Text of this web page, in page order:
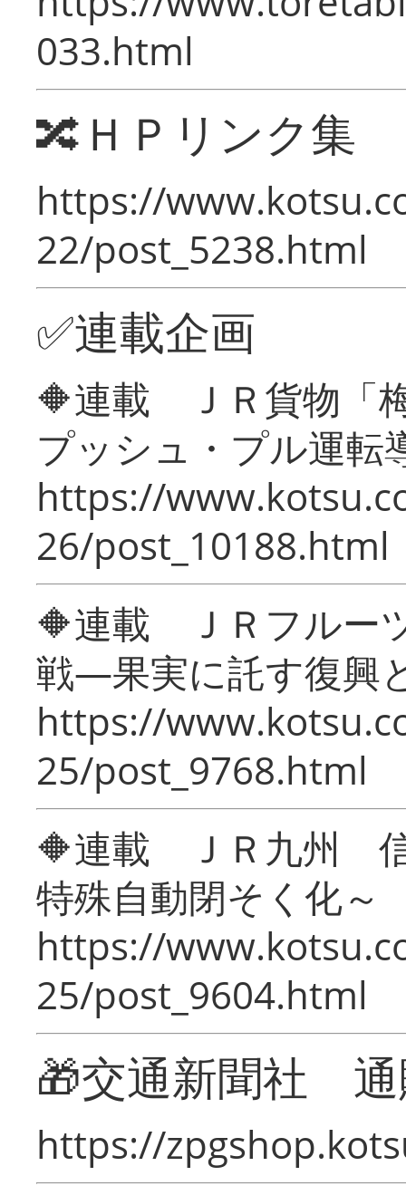
033.html
🔀ＨＰリンク集
https://
22/post_5238.html
✅連載企画
🔶連載 ＪＲ貨物「
プッシュ・プル運転
https://
26/post_10188.html
🔶連載 ＪＲフルー
戦―果実に託す復興
https://
25/post_9768.html
🔶連載 ＪＲ九州 信
特殊自動閉そく化～
https://
25/post_9604.html
🎁交通新聞社
https://